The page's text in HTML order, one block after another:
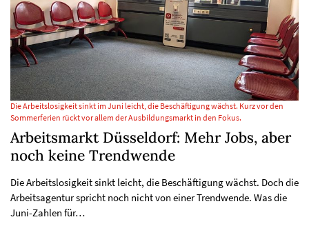
Die Arbeitslosigkeit sinkt im Juni leicht, die Beschäftigung wächst. Kurz vor den
Sommerferien rückt vor allem der Ausbildungsmarkt in den Fokus.
Arbeitsmarkt Düsseldorf: Mehr Jobs, aber
noch keine Trendwende
Die Arbeitslosigkeit sinkt leicht, die Beschäftigung wächst. Doch die
Arbeitsagentur spricht noch nicht von einer Trendwende. Was die
Juni-Zahlen für…